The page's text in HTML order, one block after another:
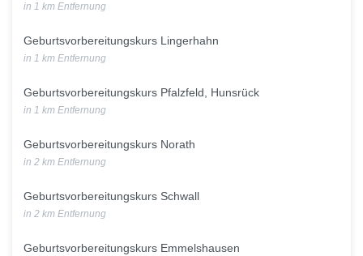
in 1 km Entfernung
Geburtsvorbereitungskurs Lingerhahn
in 1 km Entfernung
Geburtsvorbereitungskurs Pfalzfeld, Hunsrück
in 1 km Entfernung
Geburtsvorbereitungskurs Norath
in 2 km Entfernung
Geburtsvorbereitungskurs Schwall
in 2 km Entfernung
Geburtsvorbereitungskurs Emmelshausen